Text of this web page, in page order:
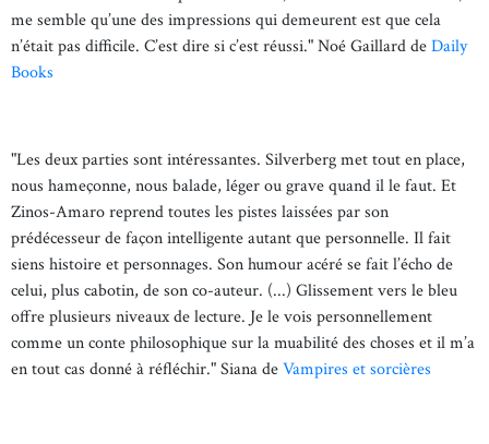
me semble qu’une des impressions qui demeurent est que cela
n’était pas difficile. C’est dire si c’est réussi." Noé Gaillard deDaily
Books
"Les deux parties sont intéressantes. Silverberg met tout en place,
nous hameçonne, nous balade, léger ou grave quand il le faut. Et
Zinos-Amaro reprend toutes les pistes laissées par son
prédécesseur de façon intelligente autant que personnelle. Il fait
siens histoire et personnages. Son humour acéré se fait l’écho de
celui, plus cabotin, de son co-auteur. (...) Glissement vers le bleu
offre plusieurs niveaux de lecture. Je le vois personnellement
comme un conte philosophique sur la muabilité des choses et il m’a
en tout cas donné à réfléchir." Siana deVampires et sorcières